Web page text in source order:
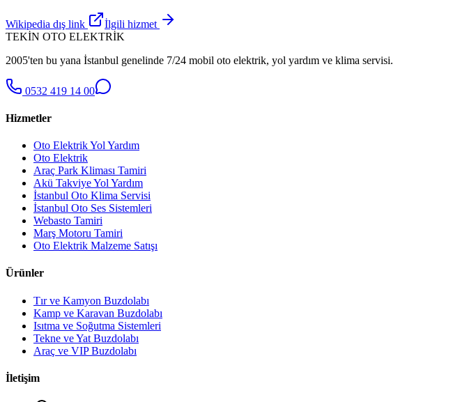
Wikipedia dış link
İlgili hizmet
TEKİN OTO ELEKTRİK
2005'ten bu yana İstanbul genelinde 7/24 mobil oto elektrik, yol yardım ve klima servisi.
0532 419 14 00
Hizmetler
Oto Elektrik Yol Yardım
Oto Elektrik
Araç Park Kliması Tamiri
Akü Takviye Yol Yardım
İstanbul Oto Klima Servisi
İstanbul Oto Ses Sistemleri
Webasto Tamiri
Marş Motoru Tamiri
Oto Elektrik Malzeme Satışı
Ürünler
Tır ve Kamyon Buzdolabı
Kamp ve Karavan Buzdolabı
Isıtma ve Soğutma Sistemleri
Tekne ve Yat Buzdolabı
Araç ve VIP Buzdolabı
İletişim